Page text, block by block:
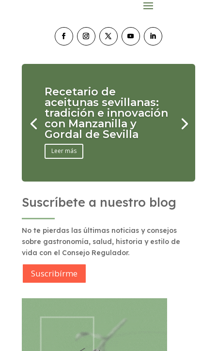
Recetario de
aceitunas sevillanas:
tradición e innovación
con Manzanilla y
Gordal de Sevilla
Leer más
Suscríbete a nuestro blog
No te pierdas las últimas noticias y consejos
sobre gastronomía, salud, historia y estilo de
vida con el Consejo Regulador.
Suscribírme